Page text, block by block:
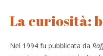
La curiosità:
Nel 1994 fu pubblicata da